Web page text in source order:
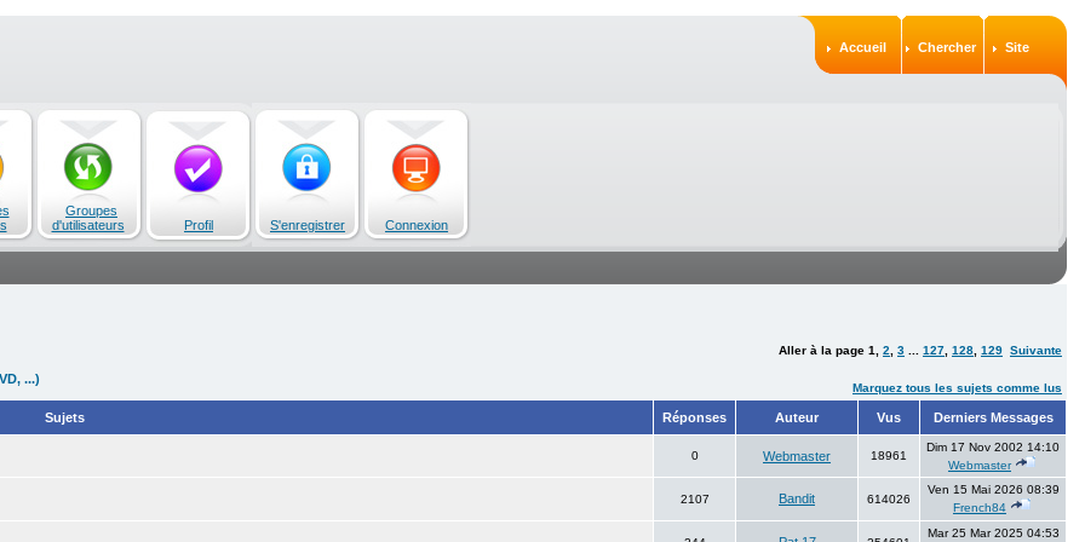
Accueil Chercher Site
Groupes
d'utilisateurs
Profil S'enregistrer Connexion
Aller à la page 1 2 3 127 128 129 Suivante
...)
Marquez tous les sujets comme lus
Sujets Réponses Auteur Vus Derniers Messages
0 Webmaster 18961
Dim 17 Nov 2002 14:10
Webmaster
2107 Bandit 614026
Ven 15 Mai 2026 08:39
French84
Mar 25 Mar 2025 04:53